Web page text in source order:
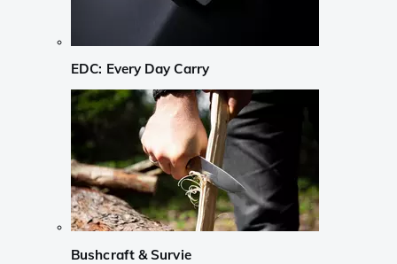
EDC: Every Day Carry
Bushcraft & Survie